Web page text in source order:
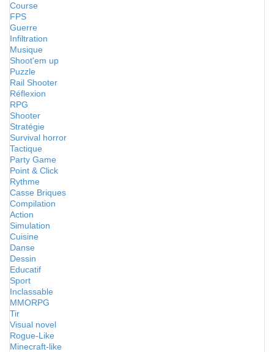
Course
FPS
Guerre
Infiltration
Musique
Shoot'em up
Puzzle
Rail Shooter
Réflexion
RPG
Shooter
Stratégie
Survival horror
Tactique
Party Game
Point & Click
Rythme
Casse Briques
Compilation
Action
Simulation
Cuisine
Danse
Dessin
Educatif
Sport
Inclassable
MMORPG
Tir
Visual novel
Rogue-Like
Minecraft-like